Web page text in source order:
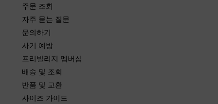
주문 조회
자주 묻는 질문
문의하기
사기 예방
프리빌리지 멤버십
배송 및 조회
반품 및 교환
사이즈 가이드